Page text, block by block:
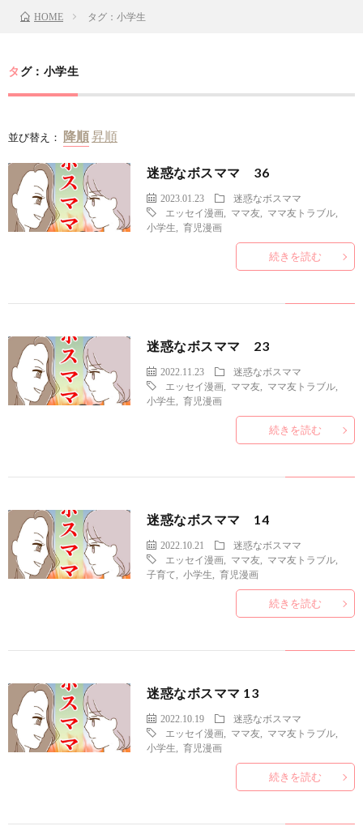
HOME タグ：小学生
タグ：小学生
並び替え：
迷惑なボスママ 36
2023.01.23
迷惑なボスママ
エッセイ漫画
ママ友 ママ友トラブル
小学生
,育児漫画
続きを読む
迷惑なボスママ 23
2022.11.23
迷惑なボスママ
エッセイ漫画
ママ友 ママ友トラブル
小学生
,育児漫画
続きを読む
迷惑なボスママ 14
2022.10.21
迷惑なボスママ
エッセイ漫画
ママ友 ママ友トラブル
子育て
,小学生 ,育児漫画
続きを読む
迷惑なボスママ 13
2022.10.19
迷惑なボスママ
エッセイ漫画
ママ友 ママ友トラブル
小学生
,育児漫画
続きを読む